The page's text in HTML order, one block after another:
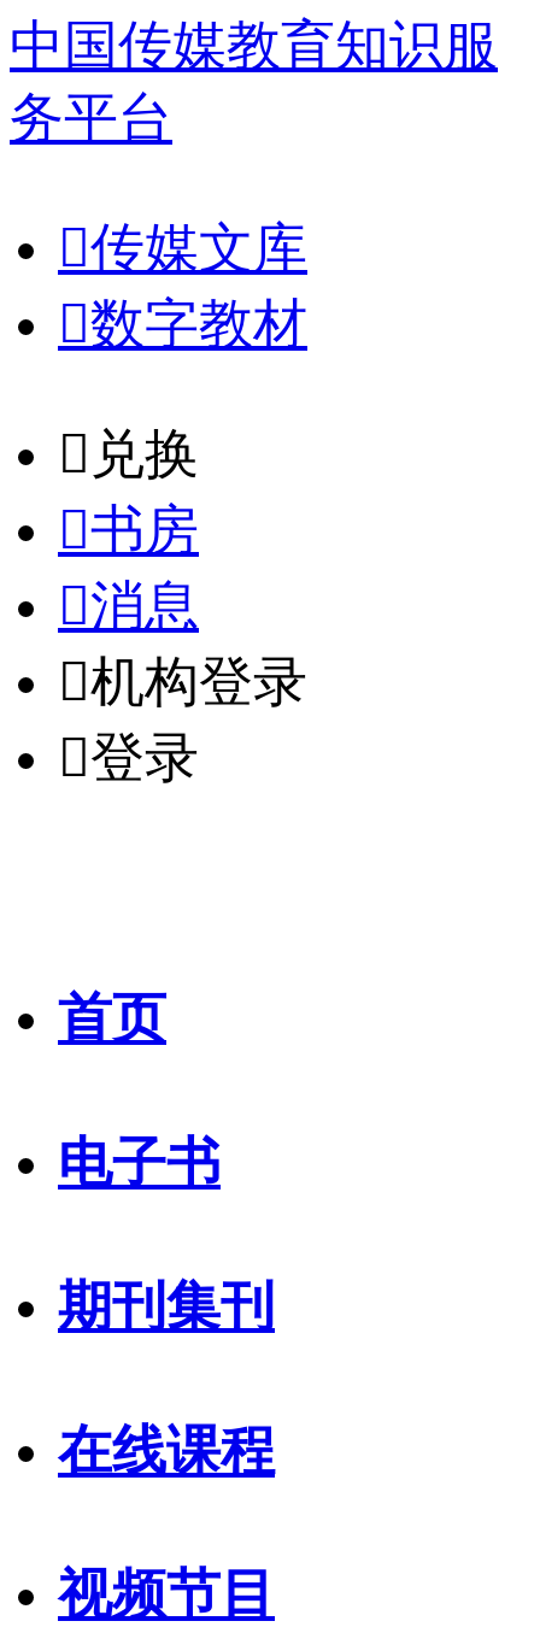
中国传媒教育知识服
务平台
传媒文库
数字教材
𐈈 兑换
书房
消息
机构登录
登录
首页
电子书
期刊集刊
在线课程
视频节目